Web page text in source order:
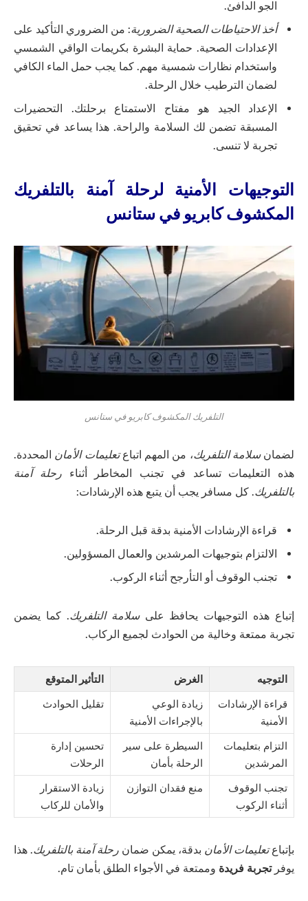
الجو الدافئ.
أخذ الاحتياطات الصحية الضرورية: من الضروري التأكيد على
الإعدادات الصحية. حماية البشرة بكريمات الواقي الشمسي
واستخدام نظارات شمسية مهم. كما يجب حمل الماء الكافي
لضمان الترطيب خلال الرحلة.
الإعداد الجيد هو مفتاح الاستمتاع برحلتك. التحضيرات
المسبقة تضمن لك السلامة والراحة. هذا يساعد في تحقيق
تجربة لا تنسى.
التوجيهات الأمنية لرحلة آمنة بالتلفريك
المكشوف كابريو في ستانس
التلفريك المكشوف كابريو في ستانس
لضمانسلامة التلفريك، من المهم اتباعتعليمات الأمان المحددة.
هذه التعليمات تساعد في تجنب المخاطر أثناءرحلة آمنة
بالتلفريك. كل مسافر يجب أن يتبع هذه الإرشادات:
قراءة الإرشادات الأمنية بدقة قبل الرحلة.
الالتزام بتوجيهات المرشدين والعمال المسؤولين.
تجنب الوقوف أو التأرجح أثناء الركوب.
إتباع هذه التوجيهات يحافظ علىسلامة التلفريك. كما يضمن
تجربة ممتعة وخالية من الحوادث لجميع الركاب.
التوجيه الغرض التأثير المتوقع
قراءة الإرشادات
الأمنية
زيادة الوعي
بالإجراءات الأمنية
تقليل الحوادث
التزام بتعليمات
المرشدين
السيطرة على سير
الرحلة بأمان
تحسين إدارة
الرحلات
تجنب الوقوف
أثناء الركوب
منع فقدان التوازن
زيادة الاستقرار
والأمان للركاب
بإتباعتعليمات الأمان بدقة، يمكن ضمان رحلة آمنة بالتلفريك. هذا
يوفرتجربة فريدة وممتعة في الأجواء الطلق بأمان تام.